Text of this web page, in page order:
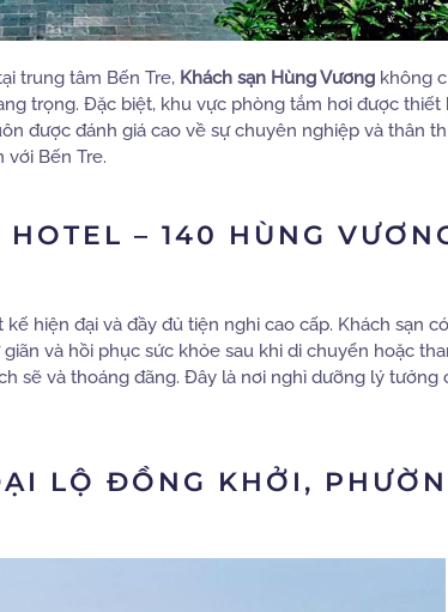
trung tâm Bến Tre, Khách sạn Hùng Vương không
trọng. Đặc biệt, khu vực phòng tắm hơi được thiết
được đánh giá cao về sự chuyên nghiệp và thân
Bến Tre.
– 140 HÙNG
hiện đại và đầy đủ tiện nghi cao cấp. Khách sạn
và hồi phục sức khỏe sau khi di chuyển hoặc
sẽ và thoáng đãng. Đây là nơi nghỉ dưỡng lý tưởng
LỘ ĐỒNG KHỞI,